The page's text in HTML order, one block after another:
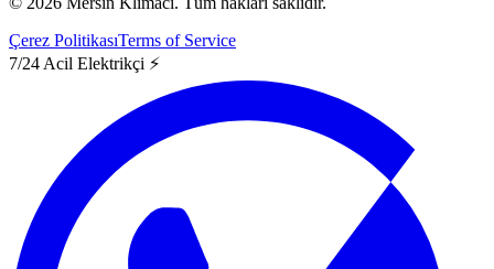
Çerez PolitikasıTerms of Service
7/24 Acil Elektrikçi ⚡